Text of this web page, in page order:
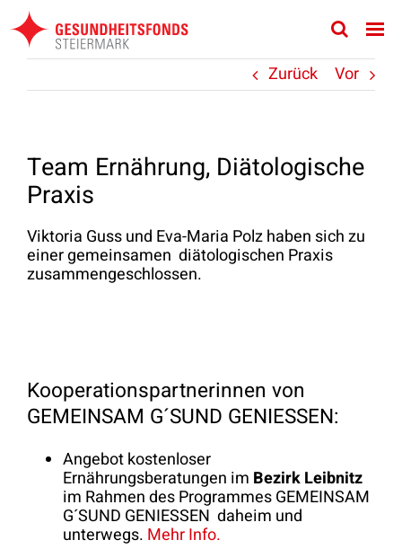
Zum
Inhalt
springen
Zurück
Vor
Team Ernährung, Diätologische
Praxis
Viktoria Guss und Eva-Maria Polz haben sich zu
einer gemeinsamen diätologischen Praxis
zusammengeschlossen.
Kooperationspartnerinnen von
GEMEINSAM G´SUND GENIESSEN:
Angebot kostenloser
Ernährungsberatungen im Bezirk Leibnitz
im Rahmen des Programmes GEMEINSAM
G´SUND GENIESSEN daheim und
unterwegs. Mehr Info.